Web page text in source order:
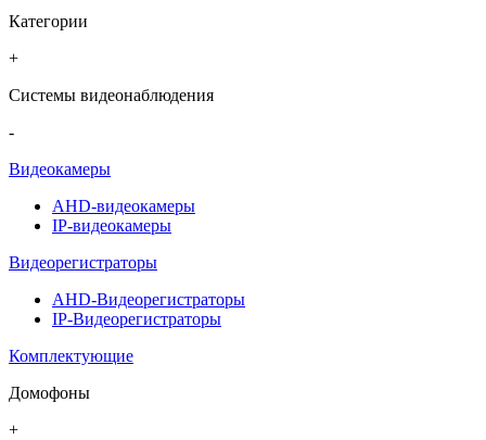
Категории
+
Системы видеонаблюдения
-
Видеокамеры
AHD-видеокамеры
IP-видеокамеры
Видеорегистраторы
AHD-Видеорегистраторы
IP-Видеорегистраторы
Комплектующие
Домофоны
+